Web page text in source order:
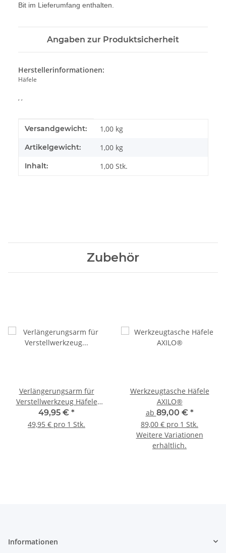
Bit im Lieferumfang enthalten.
Angaben zur Produktsicherheit
Herstellerinformationen:
Häfele
, ,
Produkteigenschaft
Wert
Versandgewicht: 1,00 kg
Artikelgewicht: 1,00 kg
Inhalt: 1,00 Stk.
Zubehör
Verlängerungsarm für
Verstellwerkzeug Häfele
AXILO® 48 / 78
49,95 € *
49,95 € pro 1 Stk.
Werkzeugtasche Häfele
AXILO®
ab 89,00 € *
89,00 € pro 1 Stk.
Weitere Variationen
erhältlich.
Informationen